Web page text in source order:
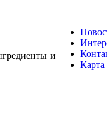
и
Карта